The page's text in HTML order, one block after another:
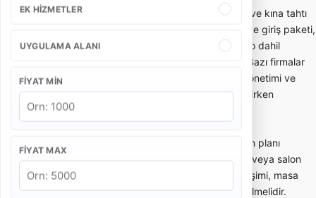
EK HIZMETLER
UYGULAMA ALANI
FIYAT MIN
FIYAT MAX
Kına gecesi paketleri genellikle temel dekor ve kına tahtı
kurulumu, konsept süsleme paketi, nedime ve giriş paketi,
müzik/DJ destekli paket veya fotoğraf-video dahil
kapsamlı organizasyon olarak planlanabilir. Bazı firmalar
yalnızca dekor kurarken, bazı ekipler akış yönetimi ve
sahne anlarını da üstlenir. Bu ayrım karar verirken
önemlidir.
Evde kına organizasyonu daha kompakt alan planı
gerektirir. Apartman önü, site bahçesi, teras veya salon
içinde kurulacak dekorun ölçüsü, elektrik erişimi, masa
düzeni ve ses seviyesi önceden değerlendirilmelidir.